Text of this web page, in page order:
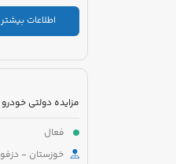
اطلاعات بیشتر
فعال
خوزستان -